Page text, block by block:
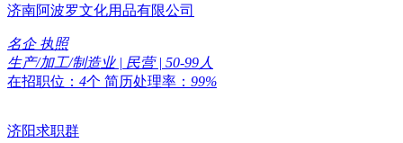
济南阿波罗文化用品有限公司
名企 执照
生产/加工/制造业 | 民营 | 50-99人
在招职位： 4个 简历处理率： 99%
济阳求职群